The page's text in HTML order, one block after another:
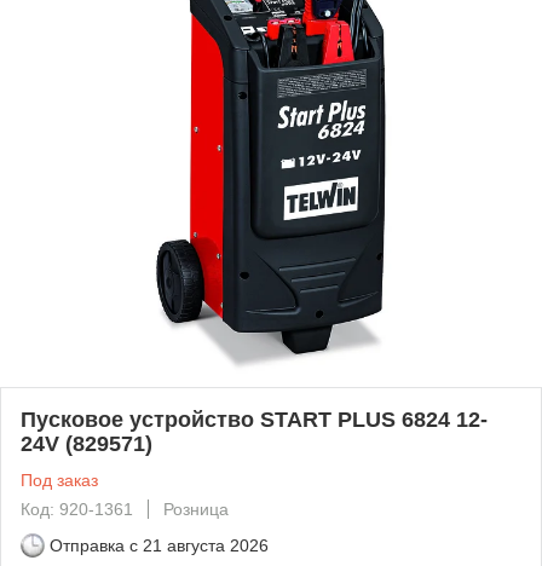
Пусковое устройство START PLUS 6824 12-
24V (829571)
Под заказ
Код: 920-1361
Розница
Отправка с 21 августа 2026